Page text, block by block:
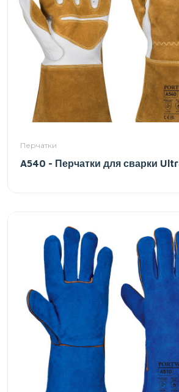
Перчатки
A540 - Перчатки для сварки